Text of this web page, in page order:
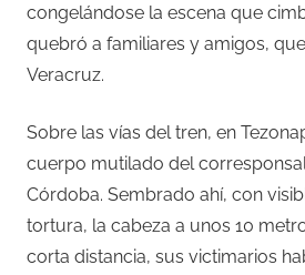
congelándose la escena que
quebró a familiares y amigos,
Veracruz.
Sobre las vías del tren, en
cuerpo mutilado del
Córdoba. Sembrado ahí, con
tortura, la cabeza a unos 10
corta distancia, sus victimarios